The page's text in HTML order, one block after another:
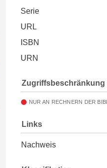
Serie
URL
ISBN
URN
Zugriffsbeschränkung
NUR AN RECHNERN DER
Links
Nachweis